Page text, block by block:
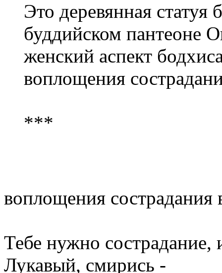
Это деревянная
буддийском пантеоне
женский аспект
воплощения
***
воплощения сострадания
Тебе нужно сострадание,
Лукавый, смирись -